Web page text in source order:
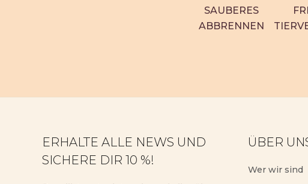
SAUBERES
ABBRENNEN
ERHALTE ALLE NEWS UND
SICHERE DIR 10 %!
ÜBER
Wer wir sind